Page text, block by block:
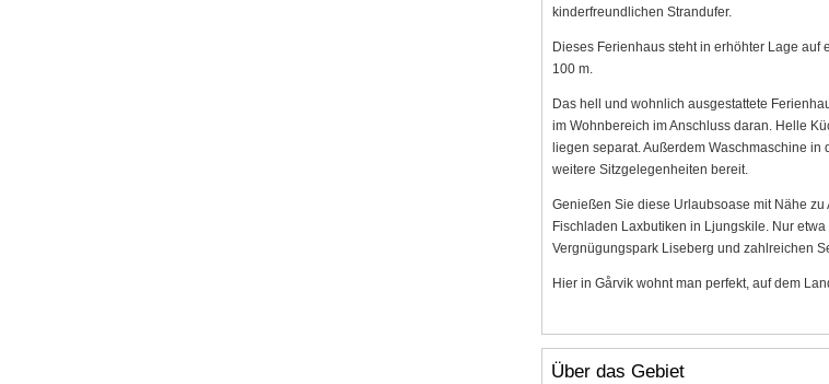
kinderfreundlichen Strandufer.
Dieses Ferienhaus steht in erhöhter Lage auf
100 m.
Das hell und wohnlich ausgestattete
im Wohnbereich im Anschluss daran. Helle
liegen separat. Außerdem Waschmaschine
weitere Sitzgelegenheiten bereit.
Genießen Sie diese Urlaubsoase mit Nähe
Fischladen Laxbutiken in Ljungskile. Nur
Vergnügungspark Liseberg und zahlreichen
Hier in Gårvik wohnt man perfekt, auf dem
Über das Gebiet